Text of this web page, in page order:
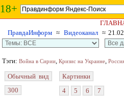
18+
ПравдаИнформ ≈ Видеоканал ≈
Тэги: Война в Сирии, Кризис на Украине,
Обычный вид
300
Картинки
4
5 6 7